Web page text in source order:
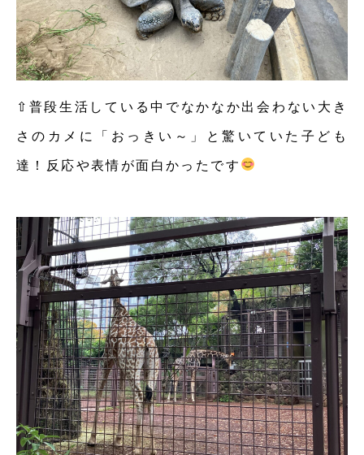
⇧普段生活している中でなかなか出会わない大き
さのカメに「おっきい～」と驚いていた子ども
達！反応や表情が面白かったです